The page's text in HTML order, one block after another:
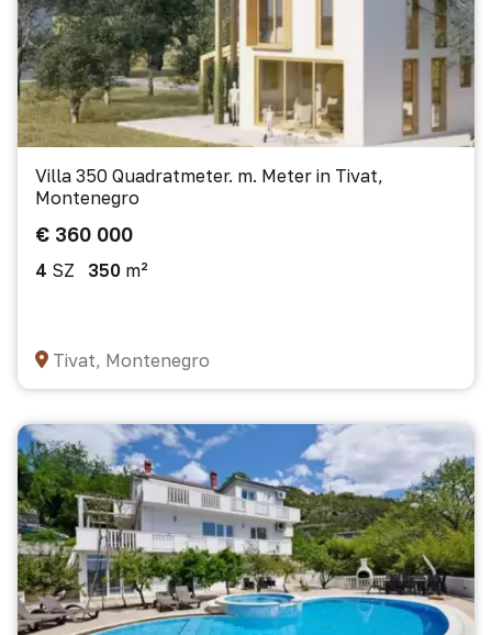
Villa 350 Quadratmeter. m. Meter in Tivat,
Montenegro
€ 360 000
4 SZ 350 m²
Tivat, Montenegro